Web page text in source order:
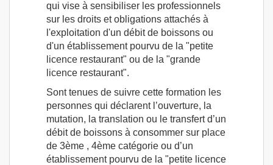
qui vise à sensibiliser les professionnels
sur les droits et obligations attachés à
l'exploitation d'un débit de boissons ou
d'un établissement pourvu de la "petite
licence restaurant" ou de la "grande
licence restaurant".
Sont tenues de suivre cette formation les
personnes qui déclarent l’ouverture, la
mutation, la translation ou le transfert d’un
débit de boissons à consommer sur place
de 3ème , 4ème catégorie ou d’un
établissement pourvu de la "petite licence